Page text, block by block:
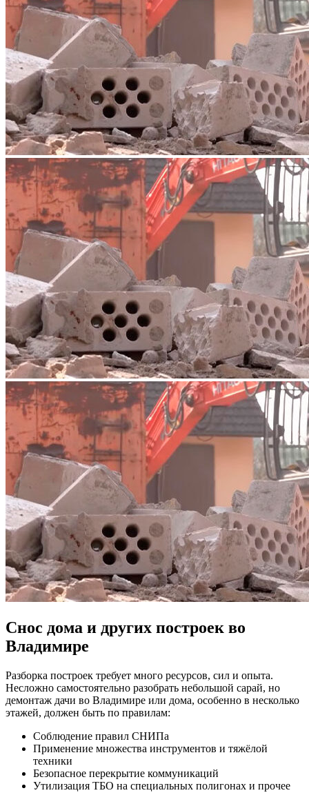
Снос дома и других построек во
Владимире
Разборка построек требует много ресурсов, сил и опыта.
Несложно самостоятельно разобрать небольшой сарай, но
демонтаж дачи во Владимире или дома, особенно в несколько
этажей, должен быть по правилам:
Соблюдение правил СНИПа
Применение множества инструментов и тяжёлой
техники
Безопасное перекрытие коммуникаций
Утилизация ТБО на специальных полигонах и прочее